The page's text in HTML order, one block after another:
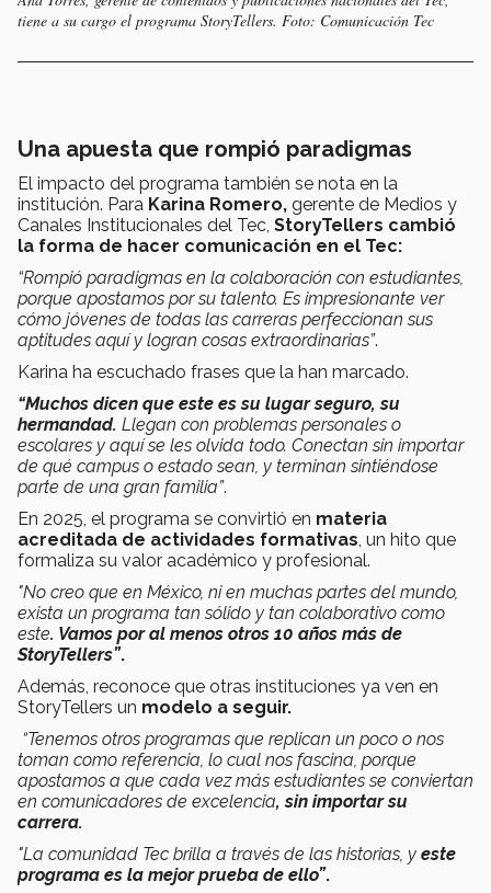
tiene a su cargo el programa StoryTellers. Foto: Comunicación Tec
Una apuesta que rompió paradigmas
El impacto del programa también se nota en la
institución. Para Karina Romero, gerente de Medios y
Canales Institucionales del Tec, StoryTellers cambió
la forma de hacer comunicación en el Tec:
“Rompió paradigmas en la colaboración con estudiantes,
porque apostamos por su talento. Es impresionante ver
cómo jóvenes de todas las carreras perfeccionan sus
aptitudes aquí y logran cosas extraordinarias”.
Karina ha escuchado frases que la han marcado.
“Muchos dicen que este es su lugar seguro, su
hermandad. Llegan con problemas personales o
escolares y aquí se les olvida todo. Conectan sin importar
de qué campus o estado sean, y terminan sintiéndose
parte de una gran familia”.
En 2025, el programa se convirtió en materia
acreditada de actividades formativas, un hito que
formaliza su valor académico y profesional.
"No creo que en México, ni en muchas partes del mundo,
exista un programa tan sólido y tan colaborativo como
este. Vamos por al menos otros 10 años más de
StoryTellers”.
Además, reconoce que otras instituciones ya ven en
StoryTellers un modelo a seguir.
“Tenemos otros programas que replican un poco o nos
toman como referencia, lo cual nos fascina, porque
apostamos a que cada vez más estudiantes se conviertan
en comunicadores de excelencia, sin importar su
carrera.
"La comunidad Tec brilla a través de las historias, y este
programa es la mejor prueba de ello”.